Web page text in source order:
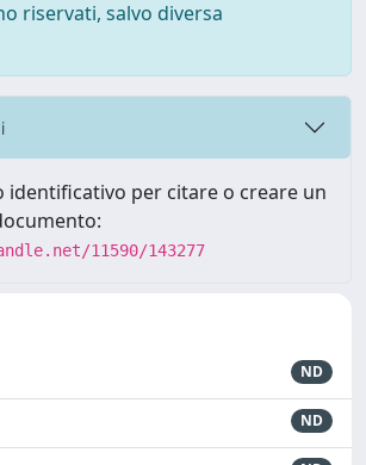
riservati, salvo diversa
identificativo per citare o creare un
11590/143277
ND
ND